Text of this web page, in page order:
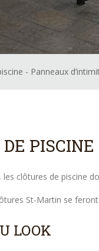
- Panneaux
DE
les clôtures de piscine
St-Martin se
LOOK